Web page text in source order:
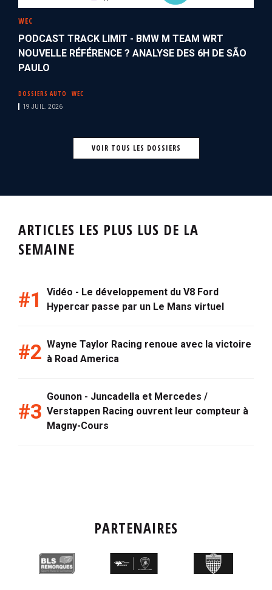
WEC
PODCAST TRACK LIMIT - BMW M TEAM WRT
NOUVELLE RÉFÉRENCE ? ANALYSE DES 6H DE SÃO
PAULO
DOSSIERS AUTO WEC
19 JUIL. 2026
VOIR TOUS LES DOSSIERS
ARTICLES LES PLUS LUS DE LA
SEMAINE
Vidéo - Le développement du V8 Ford
Hypercar passe par un Le Mans virtuel
Wayne Taylor Racing renoue avec la victoire
à Road America
Gounon - Juncadella et Mercedes /
Verstappen Racing ouvrent leur compteur à
Magny-Cours
PARTENAIRES